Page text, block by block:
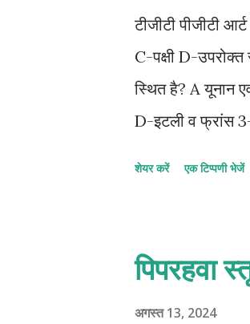
टीजीटी पीजीटी
C-पक्षी D-
स्थित है? A यूनान
D-इटली व फ्रांस
स्टेला क्रमारिश
A-पोर्ट्रेट पेंटिगं
A-रेखा B-वर्ण C-
शेयर करें एक टिप्पणी भेजें
पिपरहवा
अगस्त 13, 2024